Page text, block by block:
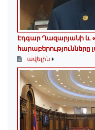
Էդգար Ղազարյանի և
հարաբերությունները
ավելին